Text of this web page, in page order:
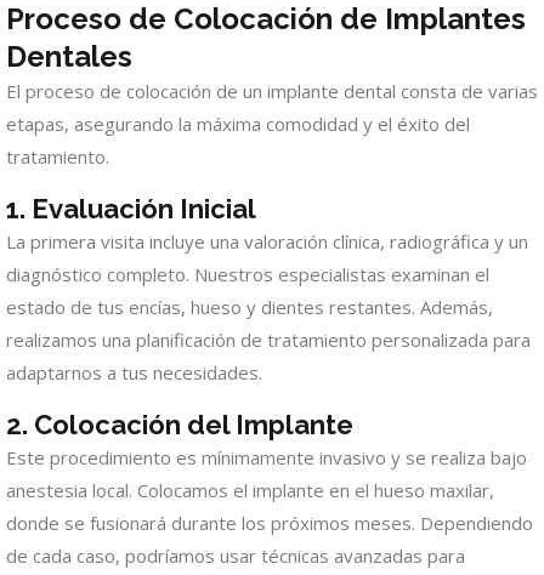
Proceso de Colocación de Implantes
Dentales
El proceso de colocación de un implante dental consta de varias
etapas, asegurando la máxima comodidad y el éxito del
tratamiento.
1. Evaluación Inicial
La primera visita incluye una valoración clínica, radiográfica y un
diagnóstico completo. Nuestros especialistas examinan el
estado de tus encías, hueso y dientes restantes. Además,
realizamos una planificación de tratamiento personalizada para
adaptarnos a tus necesidades.
2. Colocación del Implante
Este procedimiento es mínimamente invasivo y se realiza bajo
anestesia local. Colocamos el implante en el hueso maxilar,
donde se fusionará durante los próximos meses. Dependiendo
de cada caso, podríamos usar técnicas avanzadas para